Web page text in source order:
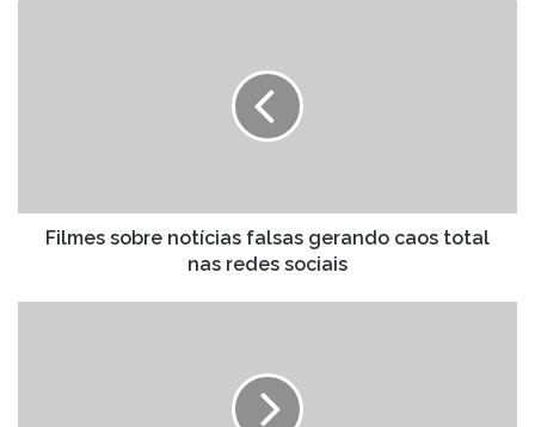
redes
sociaisFilmes sobre notícias falsas gerando caos total
nas redes sociais